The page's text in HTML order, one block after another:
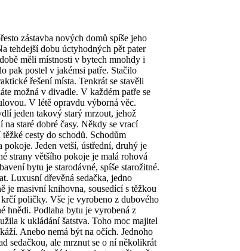
zástavba nových domů spíše jeho
tehdejší dobu úctyhodných pět pater
měli místnosti v bytech mnohdy i
pak postel v jakémsi patře. Stačilo
řešení místa. Tenkrát se stavěli
možná v divadle. V každém patře se
V létě opravdu výborná věc.
jeden takový starý mrzout, jehož
staré dobré časy. Někdy se vrací
cesty do schodů. Schodům
Jeden vetší, ústřední, druhý je
strany většího pokoje je malá rohová
bytu je starodávné, spíše starožitné.
Luxusní dřevěná sedačka, jedno
je masivní knihovna, sousedící s těžkou
poličky. Vše je vyrobeno z dubového
hnědi. Podlaha bytu je vyrobená z
k ukládání šatstva. Toho moc majitel
Anebo nemá být na očích. Jednoho
sedačkou, ale mrznut se o ní několikrát